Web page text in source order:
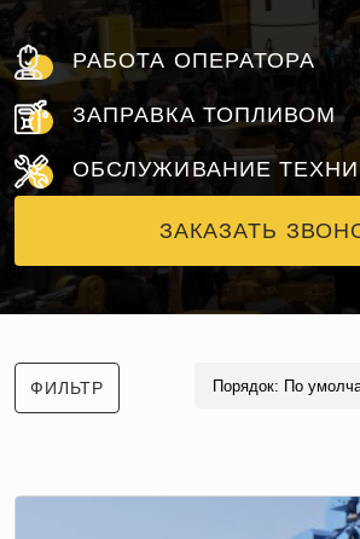
РАБОТА ОПЕРАТОРА
ЗАПРАВКА ТОПЛИВОМ
ОБСЛУЖИВАНИЕ
ЗАКАЗАТЬ
ФИЛЬТР Порядок: По